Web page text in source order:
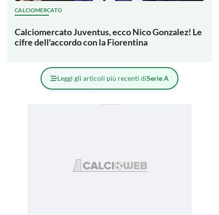
CALCIOMERCATO
Calciomercato Juventus, ecco Nico Gonzalez! Le
cifre dell'accordo con la Fiorentina
Leggi gli articoli più recenti diSerie A